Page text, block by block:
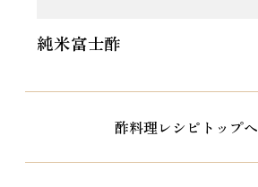
純米富士酢
富士玄米黒酢
酢料理レシピトップへ